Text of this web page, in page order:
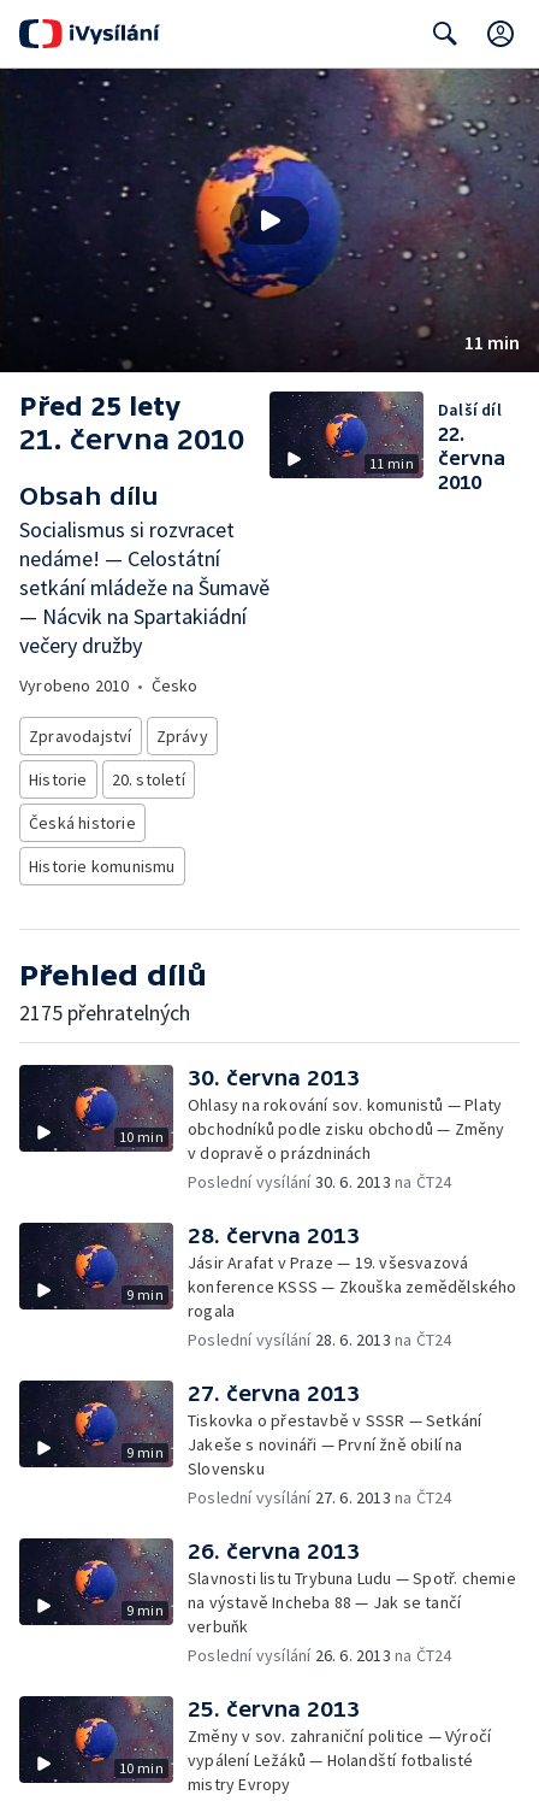
Search
11 min
Před 25 lety
21. června 2010
Obsah dílu
Socialismus si rozvracet
nedáme! — Celostátní
setkání mládeže na Šumavě
— Nácvik na Spartakiádní
večery družby
Vyrobeno 2010 • Česko
Zpravodajství
Zprávy
Historie
20. století
Česká historie
Historie komunismu
11 min
Další díl
22.
června
2010
Přehled dílů
2175 přehratelných
10 min
30. června 2013
Ohlasy na rokování sov. komunistů — Platy
obchodníků podle zisku obchodů — Změny
v dopravě o prázdninách
Poslední vysílání30. 6. 2013 na ČT24
9 min
28. června 2013
Jásir Arafat v Praze — 19. všesvazová
konference KSSS — Zkouška zemědělského
rogala
Poslední vysílání 28. 6. 2013 na ČT24
9 min
27. června 2013
Tiskovka o přestavbě v SSSR — Setkání
Jakeše s novináři — První žně obilí na
Slovensku
Poslední vysílání 27. 6. 2013 na ČT24
9 min
26. června 2013
Slavnosti listu Trybuna Ludu — Spotř. chemie
na výstavě Incheba 88 — Jak se tančí
verbuňk
Poslední vysílání 26. 6. 2013 na ČT24
10 min
25. června 2013
Změny v sov. zahraniční politice — Výročí
vypálení Ležáků — Holandští fotbalisté
mistry Evropy